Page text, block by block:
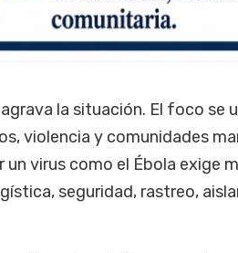
la situación. El foco se
violencia y comunidades
virus como el Ébola exige
seguridad, rastreo,